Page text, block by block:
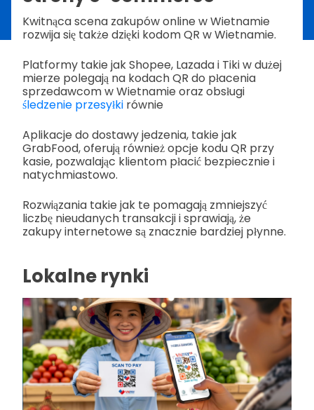
Kwitnąca scena zakupów online w Wietnamie
rozwija się także dzięki kodom QR w Wietnamie.
Platformy takie jak Shopee, Lazada i Tiki w dużej
mierze polegają na kodach QR do płacenia
sprzedawcom w Wietnamie oraz obsługi
śledzenie przesyłki równie
Aplikacje do dostawy jedzenia, takie jak
GrabFood, oferują również opcje kodu QR przy
kasie, pozwalając klientom płacić bezpiecznie i
natychmiastowo.
Rozwiązania takie jak te pomagają zmniejszyć
liczbę nieudanych transakcji i sprawiają, że
zakupy internetowe są znacznie bardziej płynne.
Lokalne rynki